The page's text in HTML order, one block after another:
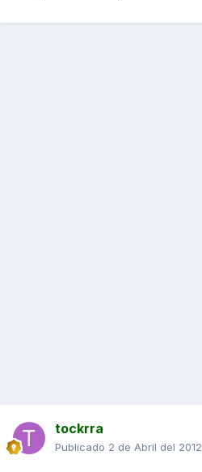
tockrra
Publicado 2 de Abril del 2012